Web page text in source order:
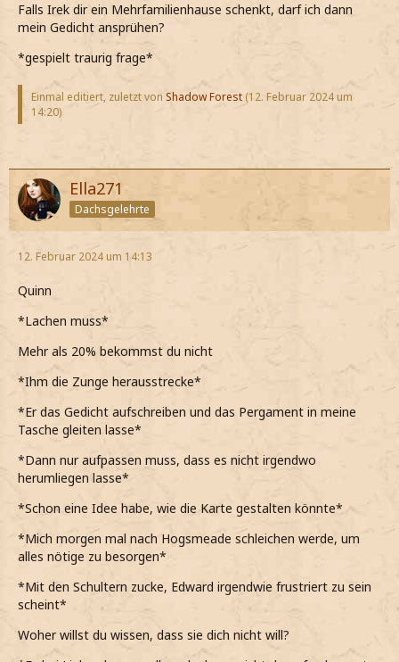
Falls Irek dir ein Mehrfamilienhause schenkt, darf ich dann
mein Gedicht ansprühen?
*gespielt traurig frage*
Einmal editiert, zuletzt von Shadow Forest (12. Februar 2024 um
14:20)
Ella271
Dachsgelehrte
12. Februar 2024 um 14:13
Quinn
*Lachen muss*
Mehr als 20% bekommst du nicht
*Ihm die Zunge herausstrecke*
*Er das Gedicht aufschreiben und das Pergament in meine
Tasche gleiten lasse*
*Dann nur aufpassen muss, dass es nicht irgendwo
herumliegen lasse*
*Schon eine Idee habe, wie die Karte gestalten könnte*
*Mich morgen mal nach Hogsmeade schleichen werde, um
alles nötige zu besorgen*
*Mit den Schultern zucke, Edward irgendwie frustriert zu sein
scheint*
Woher willst du wissen, dass sie dich nicht will?